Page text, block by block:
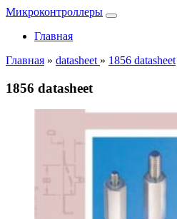
Микроконтроллеры
Главная
Главная » datasheet » 1856 datasheet
1856 datasheet